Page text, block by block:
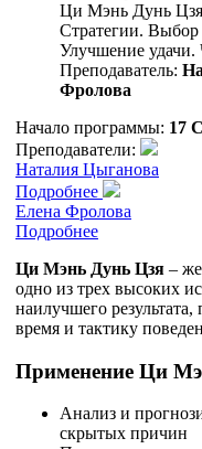
Ци Мэнь Дунь
Стратегии. Выбор
Улучшение
Преподаватель:
Фролова
Начало программы: 17
Преподаватели:
Наталия Цыганова
Подробнее
Елена Фролова
Подробнее
Ци Мэнь Дунь Цзя –
одно из трех высоких
наилучшего
время и тактику
Применение Ци
Анализ и
скрытых причин